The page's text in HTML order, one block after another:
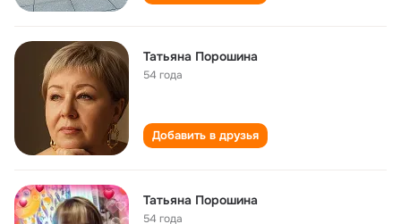
Татьяна Порошина
54 года
Добавить в друзья
Татьяна Порошина
54 года